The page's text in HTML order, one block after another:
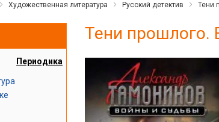
Художественная литература Русский детектив Тени
Периодика
Тени прошлого.